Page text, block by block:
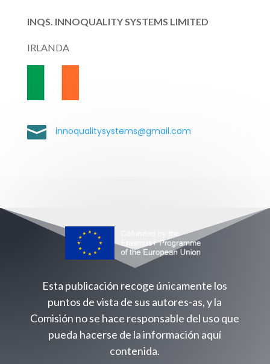
INQS. INNOQUALITY SYSTEMS LIMITED
IRLANDA
 innoqualitysystems@gmail.com
Esta publicación recoge únicamente los
puntos de vista de sus autores-as, y la
Comisión no se hace responsable del uso que
pueda hacerse de la información aquí
contenida.